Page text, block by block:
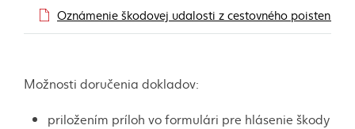
Oznámenie škodovej udalosti z cestovného
Možnosti doručenia dokladov:
priložením príloh vo formulári pre hlásenie škody